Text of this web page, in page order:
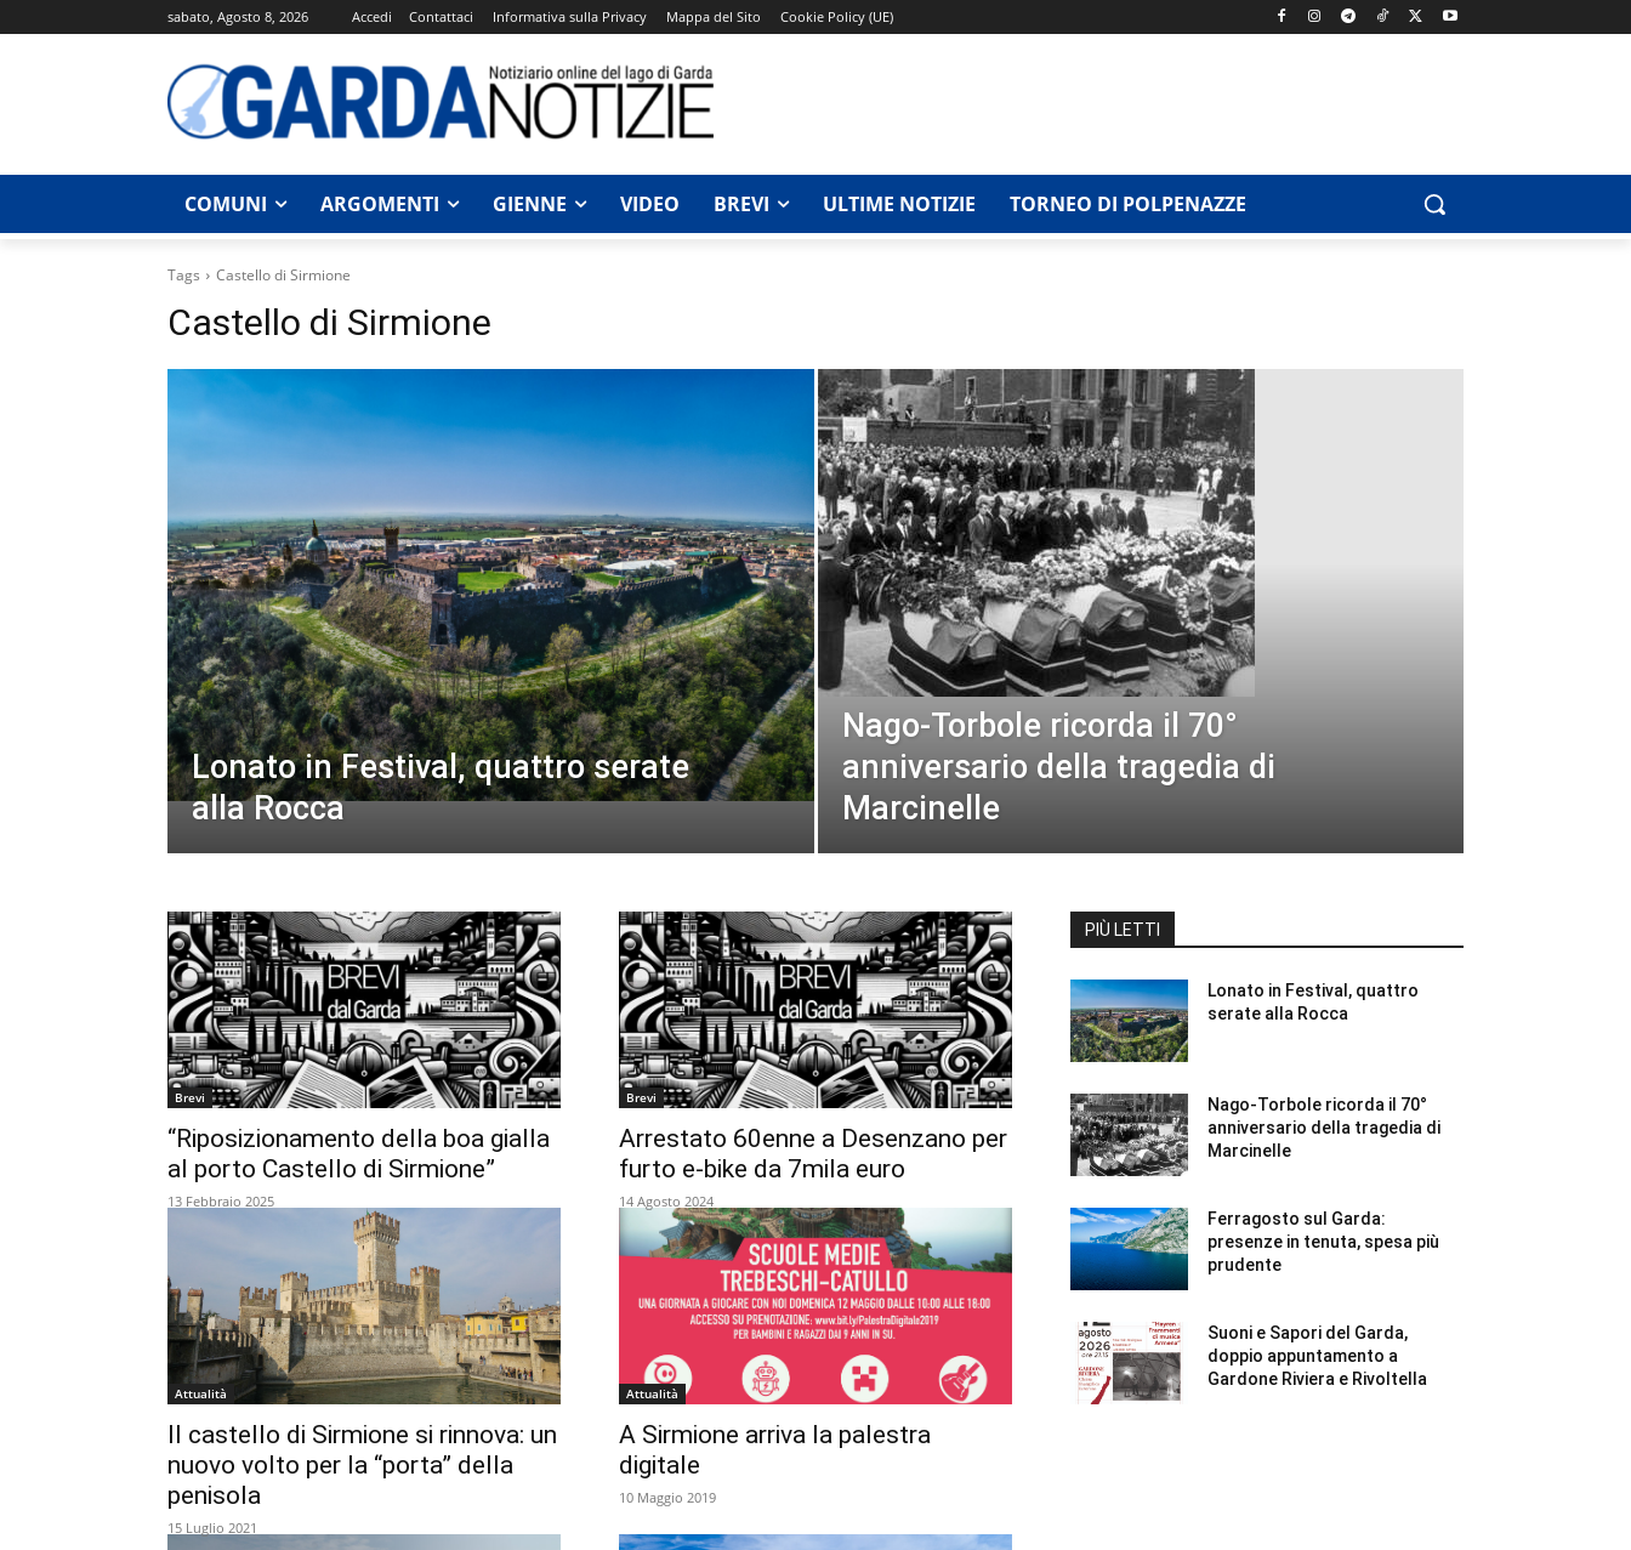
sabato, Agosto 8, 2026 Accedi Contattaci Informativa sulla Privacy Mappa del Sito Cookie Policy (UE)
COMUNI ARGOMENTI GIENNE VIDEO BREVI ULTIME NOTIZIE TORNEO DI POLPENAZZE
Tags Castello di Sirmione
Castello di Sirmione
Lonato in Festival, quattro serate
alla Rocca
Nago-Torbole ricorda il 70°
anniversario della tragedia di
Marcinelle
Brevi
“Riposizionamento della boa gialla
al porto Castello di Sirmione”
13 Febbraio 2025
Brevi
Arrestato 60enne a Desenzano per
furto e-bike da 7mila euro
14 Agosto 2024
Attualità
Il castello di Sirmione si rinnova: un
nuovo volto per la “porta” della
penisola
15 Luglio 2021
Attualità
A Sirmione arriva la palestra
digitale
10 Maggio 2019
PIÙ LETTI
Lonato in Festival, quattro
serate alla Rocca
Nago-Torbole ricorda il 70°
anniversario della tragedia di
Marcinelle
Ferragosto sul Garda:
presenze in tenuta, spesa più
prudente
Suoni e Sapori del Garda,
doppio appuntamento a
Gardone Riviera e Rivoltella